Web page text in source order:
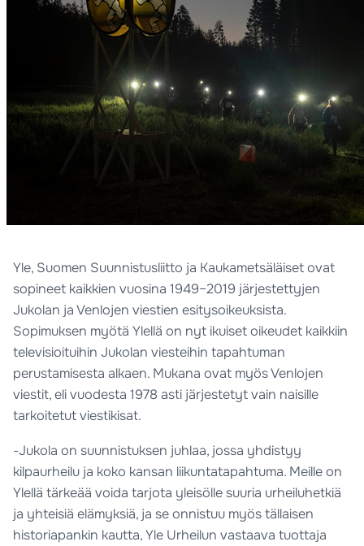
Yle, Suomen Suunnistusliitto ja Kaukametsäläiset ovat
sopineet kaikkien vuosina 1949–2019 järjestettyjen
Jukolan ja Venlojen viestien esitysoikeuksista.
Sopimuksen myötä Ylellä on nyt ikuiset oikeudet kaikkiin
televisioituihin Jukolan viesteihin tapahtuman
perustamisesta alkaen. Mukana ovat myös Venlojen
viestit, eli vuodesta 1978 asti järjestetyt vain naisille
tarkoitetut viestikisat.
-Jukola on suunnistuksen juhlaa, jossa yhdistyy
kilpaurheilu ja koko kansan liikuntatapahtuma. Meille on
Ylellä tärkeää voida tarjota yleisölle suuria urheiluhetkiä
ja yhteisiä elämyksiä, ja se onnistuu myös tällaisen
historiapankin kautta, Yle Urheilun vastaava tuottaja